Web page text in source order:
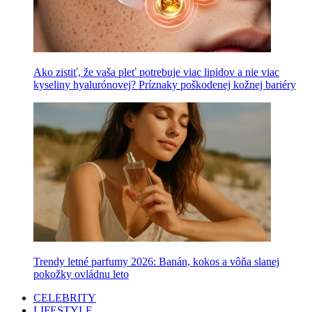
Ako zistiť, že vaša pleť potrebuje viac lipidov a nie viac
kyseliny hyalurónovej? Príznaky poškodenej kožnej bariéry
Trendy letné parfumy 2026: Banán, kokos a vôňa slanej
pokožky ovládnu leto
CELEBRITY